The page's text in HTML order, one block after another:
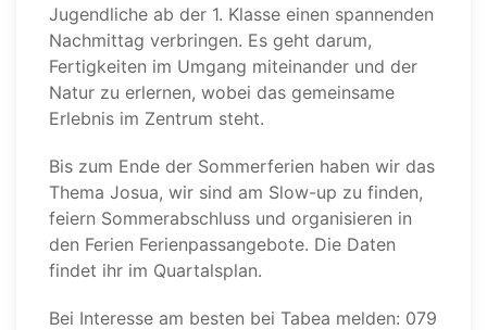
Jugendliche ab der 1. Klasse einen spannenden
Nachmittag verbringen. Es geht darum,
Fertigkeiten im Umgang miteinander und der
Natur zu erlernen, wobei das gemeinsame
Erlebnis im Zentrum steht.
Bis zum Ende der Sommerferien haben wir das
Thema Josua, wir sind am Slow-up zu finden,
feiern Sommerabschluss und organisieren in
den Ferien Ferienpassangebote. Die Daten
findet ihr im Quartalsplan.
Bei Interesse am besten bei Tabea melden: 079